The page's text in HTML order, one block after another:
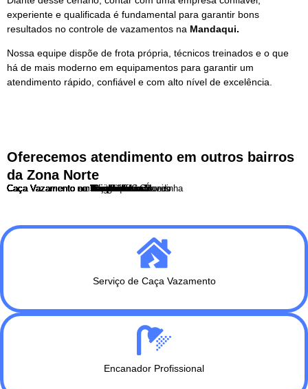
experiente e qualificada é fundamental para garantir bons
resultados no controle de vazamentos na Mandaqui.
Nossa equipe dispõe de frota própria, técnicos treinados e o que
há de mais moderno em equipamentos para garantir um
atendimento rápido, confiável e com alto nível de excelência.
Oferecemos atendimento em outros bairros
da Zona Norte
Caça Vazamento no Bairro do Limão
Caça Vazamento na Brasilandia
Caça Vazamento na Casa Verde
Caça Vazamento na Freguesia do Ó
Caça Vazamento no Imirim
Caça Vazamento no Jaçanã
Caça Vazamento no Jaraguá
Caça Vazamento no Mandaqui
Caça Vazamento no Parque Edu Chaves
Caça Vazamento no Parque Novo Mundo
Caça Vazamento em Perus
Caça Vazamento em Pirituba
Caça Vazamento em Santana
Caça Vazamento no Tremembé
Caça Vazamento no Tucuruvi
Caça Vazamento na Vila Guilherme
Caça Vazamento na Vila Maria
Caça Vazamento na Vila Medeiros
Caça Vazamento na Vila Nova Cachoeirinha
Serviço de Caça Vazamento
Encanador Profissional